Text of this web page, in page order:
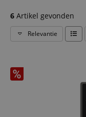
6 Artikel gevonden
Relevantie